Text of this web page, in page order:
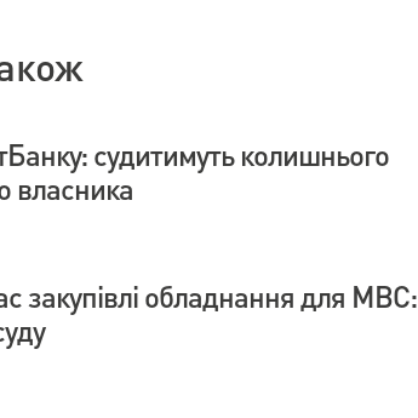
судитимуть колишнього
власника
закупівлі обладнання для МВС: